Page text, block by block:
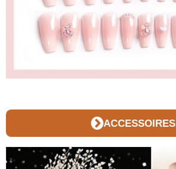
ACCESSOIRES